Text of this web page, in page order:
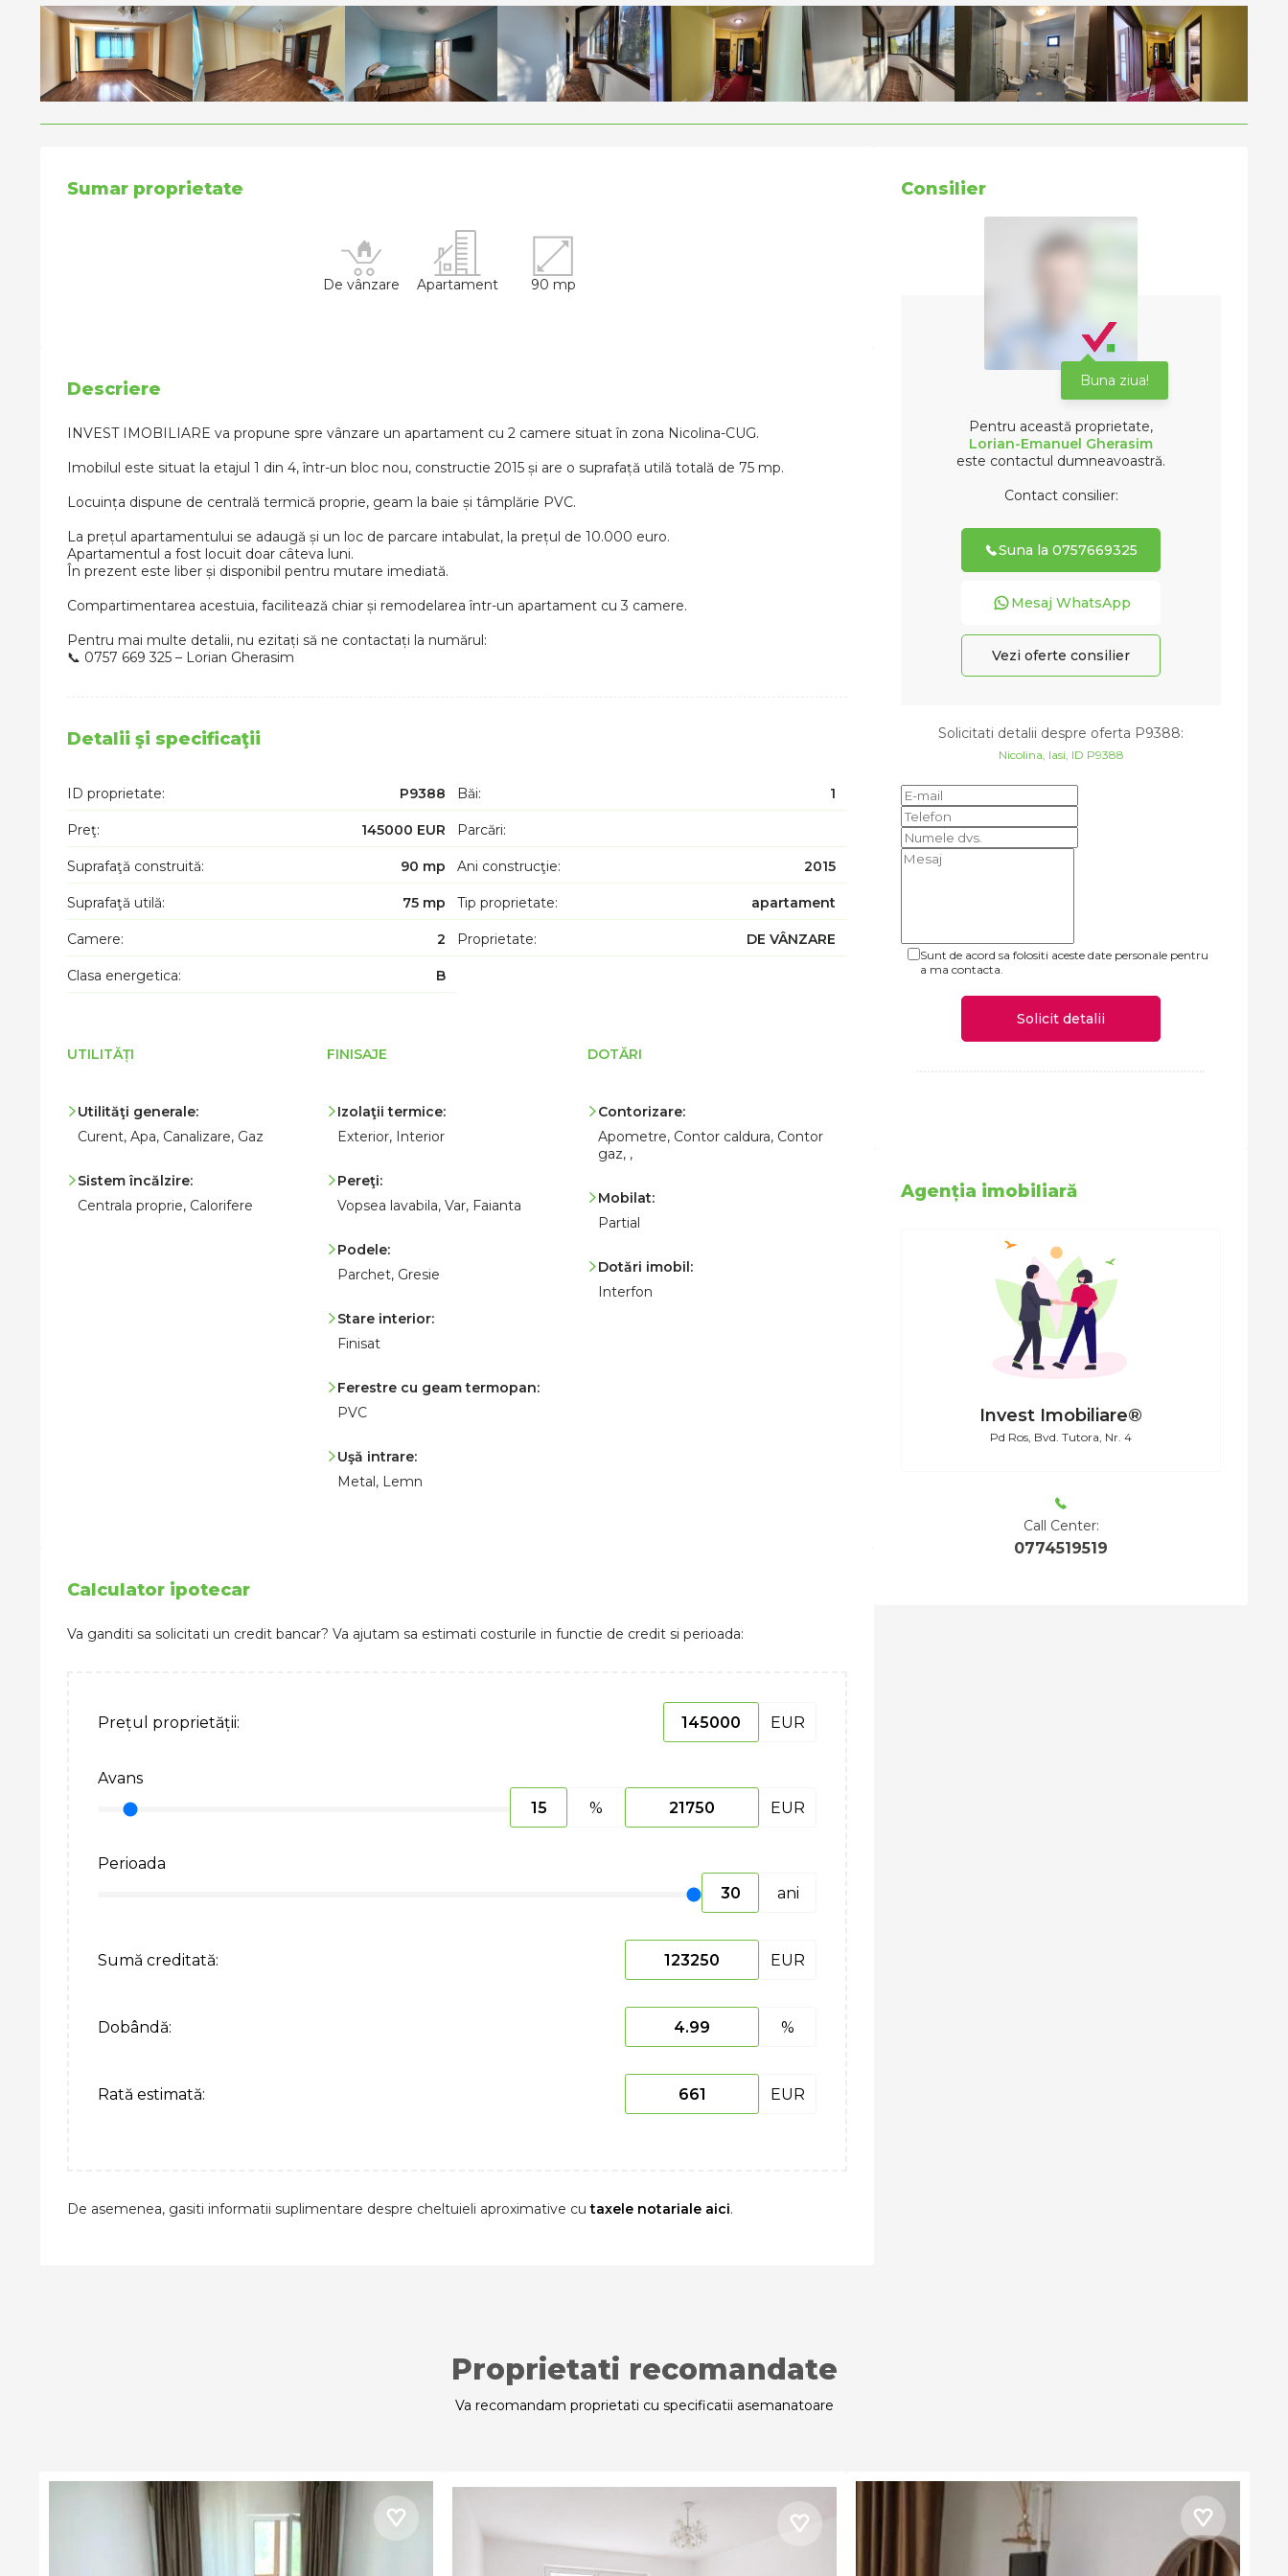
Sumar proprietate
De vânzare Apartament 90 mp
Descriere
INVEST IMOBILIARE va propune spre vânzare un apartament cu 2 camere situat în zona Nicolina-CUG.
Imobilul este situat la etajul 1 din 4, într-un bloc nou, constructie 2015 și are o suprafață utilă totală de 75 mp.
Locuința dispune de centrală termică proprie, geam la baie și tâmplărie PVC.
La prețul apartamentului se adaugă și un loc de parcare intabulat, la prețul de 10.000 euro.
Apartamentul a fost locuit doar câteva luni.
În prezent este liber și disponibil pentru mutare imediată.
Compartimentarea acestuia, facilitează chiar și remodelarea într-un apartament cu 3 camere.
Pentru mai multe detalii, nu ezitați să ne contactați la numărul:
📞 0757 669 325 – Lorian Gherasim
Detalii şi specificaţii
ID proprietate: P9388
Preţ: 145000 EUR
Suprafaţă construită: 90 mp
Suprafaţă utilă: 75 mp
Camere: 2
Clasa energetica: B
Băi: 1
Parcări:
Ani construcţie: 2015
Tip proprietate: apartament
Proprietate: DE VÂNZARE
UTILITĂȚI
Utilităţi generale:
Curent, Apa, Canalizare, Gaz
Sistem încălzire:
Centrala proprie, Calorifere
FINISAJE
Izolaţii termice:
Exterior, Interior
Pereţi:
Vopsea lavabila, Var, Faianta
Podele:
Parchet, Gresie
Stare interior:
Finisat
Ferestre cu geam termopan:
PVC
Uşă intrare:
Metal, Lemn
DOTĂRI
Contorizare:
Apometre, Contor caldura, Contor
gaz, ,
Mobilat:
Partial
Dotări imobil:
Interfon
Calculator ipotecar
Va ganditi sa solicitati un credit bancar? Va ajutam sa estimati costurile in functie de credit si perioada:
Prețul proprietății: EUR
Avans
%
EUR
Perioada
ani
Sumă creditată: EUR
Dobândă: %
Rată estimată: EUR
De asemenea, gasiti informatii suplimentare despre cheltuieli aproximative cutaxele notariale aici.
Consilier
Buna ziua!
Pentru această proprietate,
Lorian-Emanuel Gherasim
este contactul dumneavoastră.
Contact consilier:
Suna la 0757669325
Mesaj WhatsApp
Vezi oferte consilier
Solicitati detalii despre oferta P9388:
Nicolina, Iasi, ID P9388
Sunt de acord sa folositi aceste date personale pentru
a ma contacta.
Solicit detalii
Agenția imobiliară
Invest Imobiliare®
Pd Ros, Bvd. Tutora, Nr. 4
Call Center:
0774519519
Proprietati recomandate
Va recomandam proprietati cu specificatii asemanatoare